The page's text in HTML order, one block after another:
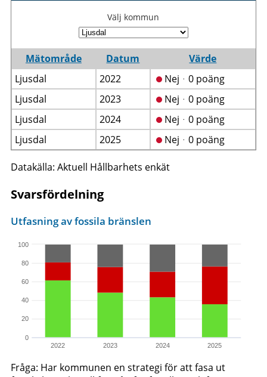
Välj kommun
Mätområde Datum
Värde
Ljusdal
2022
Nejᆞ0 poäng
Ljusdal
2023
Nejᆞ0 poäng
Ljusdal
2024
Nejᆞ0 poäng
Ljusdal
2025 Nejᆞ0 poäng
Datakälla: Aktuell Hållbarhets enkät
Svarsfördelning
2022 2023 2024 2025
0
20
40
60
80
100
Utfasning av fossila bränslen
Fråga: Har kommunen en strategi för att fasa ut